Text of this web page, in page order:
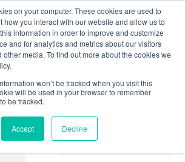
on your computer. These cookies are used to
how you interact with our website and allow us to
information in order to improve and customize
and for analytics and metrics about our visitors
media. To find out more about the cookies we
won’t be tracked when you visit this
will be used in your browser to remember
be tracked.
Accept Decline